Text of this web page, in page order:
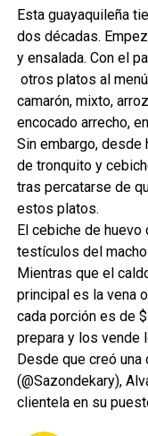
Esta guayaquileña
dos décadas.
y ensalada. Con el
otros platos al
camarón, mixto,
encocado arrecho,
Sin embargo, desde
de tronquitoy
tras percatarse de
estos platos.
El cebiche de
testículos del
Mientras que el
principal es la vena
cada porción es de
prepara y los vende
Desde que creó
(@Sazondekary),
clientela en su